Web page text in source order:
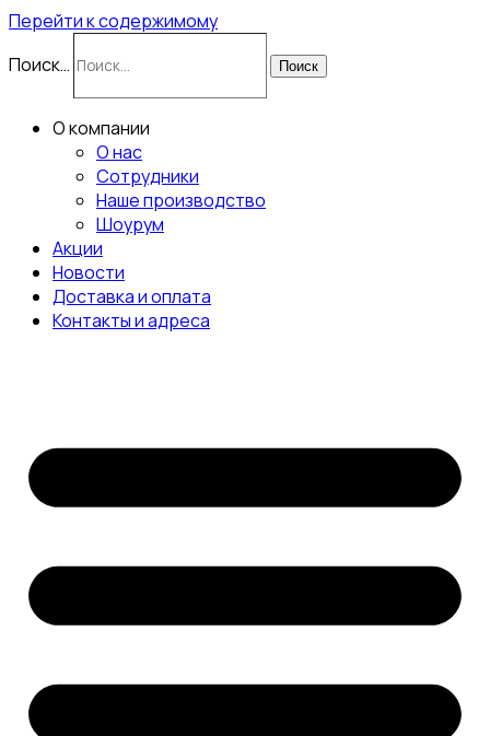
Перейти к содержимому
Поиск…
Поиск
О компании
О нас
Сотрудники
Наше производство
Шоурум
Акции
Новости
Доставка и оплата
Контакты и адреса